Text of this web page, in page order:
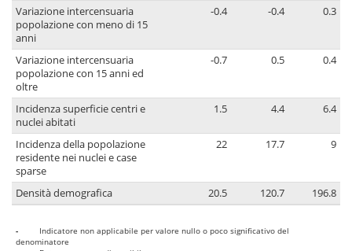
Variazione intercensuaria
popolazione con meno di 15
anni
-0.4 -0.4 0.3
Variazione intercensuaria
popolazione con 15 anni ed
oltre
-0.7 0.5 0.4
Incidenza superficie centri e
nuclei abitati
1.5 4.4 6.4
Incidenza della popolazione
residente nei nuclei e case
sparse
22 17.7 9
Densità demografica 20.5 120.7 196.8
-
Indicatore non applicabile per valore nullo o poco significativo del
denominatore